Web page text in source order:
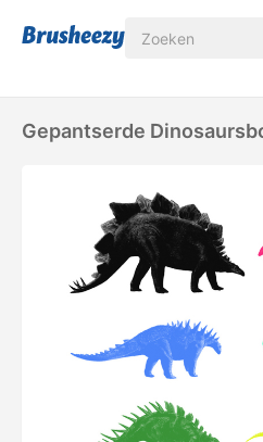
Gepantserde